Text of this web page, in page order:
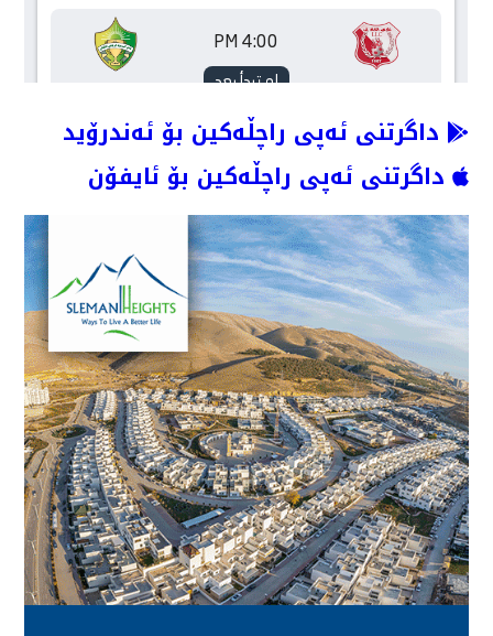
داگرتنی ئەپی راچڵەکین بۆ ئەندرۆید
داگرتنی ئەپی راچڵەکین بۆ ئایفۆن